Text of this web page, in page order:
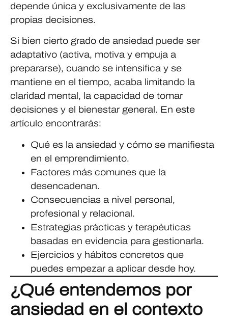
depende única y exclusivamente de las
propias decisiones.
Si bien cierto grado de ansiedad puede ser
adaptativo (activa, motiva y empuja a
prepararse), cuando se intensifica y se
mantiene en el tiempo, acaba limitando la
claridad mental, la capacidad de tomar
decisiones y el bienestar general. En este
artículo encontrarás:
Qué es la ansiedad y cómo se manifiesta
en el emprendimiento.
Factores más comunes que la
desencadenan.
Consecuencias a nivel personal,
profesional y relacional.
Estrategias prácticas y terapéuticas
basadas en evidencia para gestionarla.
Ejercicios y hábitos concretos que
puedes empezar a aplicar desde hoy.
¿Qué entendemos por
ansiedad en el contexto